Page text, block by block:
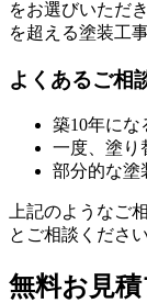
をお選びいただ
を超える塗装工
よくあるご相
築10年にな
一度、塗り
部分的な塗
上記のようなご
とご相談くださ
無料お見